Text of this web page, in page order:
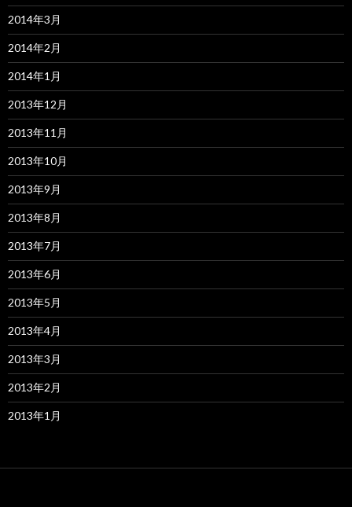
2014年3月
2014年2月
2014年1月
2013年12月
2013年11月
2013年10月
2013年9月
2013年8月
2013年7月
2013年6月
2013年5月
2013年4月
2013年3月
2013年2月
2013年1月